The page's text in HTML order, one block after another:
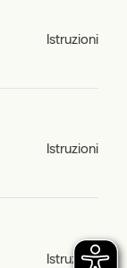
Istruzioni
Istruzioni
Istruzioni